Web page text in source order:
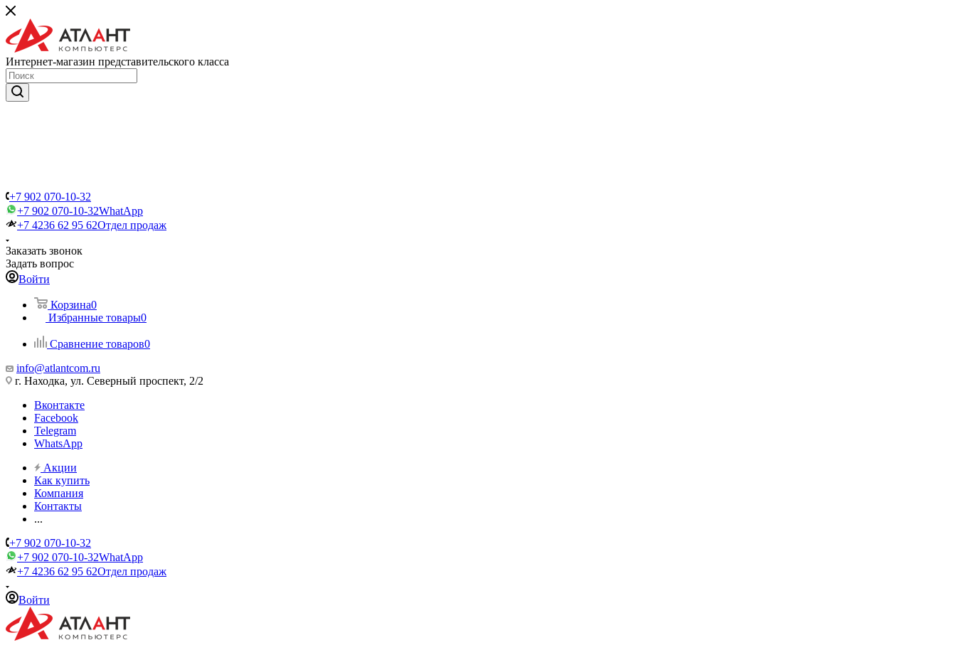
Интернет-магазин представительского класса
+7 902 070-10-32
+7 902 070-10-32WhatApp
+7 4236 62 95 62Отдел продаж
Заказать звонок
Задать вопрос
Войти
Корзина0
Избранные товары0
Сравнение товаров0
info@atlantcom.ru
г. Находка, ул. Северный проспект, 2/2
Вконтакте
Facebook
Telegram
WhatsApp
Акции
Как купить
Компания
Контакты
...
+7 902 070-10-32
+7 902 070-10-32WhatApp
+7 4236 62 95 62Отдел продаж
Войти